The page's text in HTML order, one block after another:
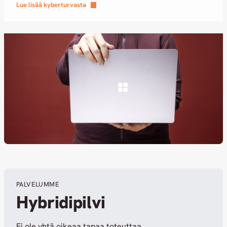
Lue lisää kyberturvasta
PALVELUMME
Hybridipilvi